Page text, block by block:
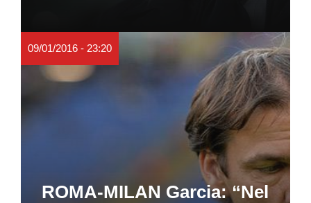
09/01/2016 - 23:20
ROMA-MILAN Garcia: “Nel